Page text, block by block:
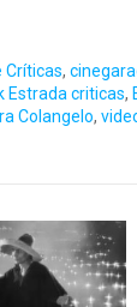
Críticas,
Estrada criticas,
Colangelo,